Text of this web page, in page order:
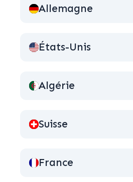
Bruxelles a renforcé son
pour l’arbitrage, avec 76 %
cent des dossiers se sont
comme siège en 2025.
le CEPANI place les
femmes représentaient 30 %
Allemagne
États-Unis
Algérie
Suisse
France